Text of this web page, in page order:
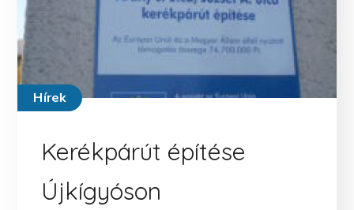
Hírek
Kerékpárút építése
Újkígyóson